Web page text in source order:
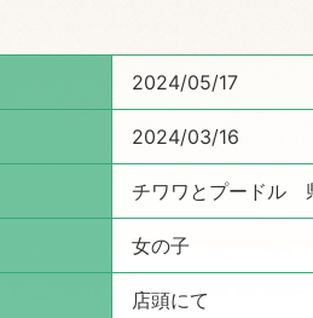
2024/05/17
2024/03/16
チワワとプードル
女の子
店頭にて